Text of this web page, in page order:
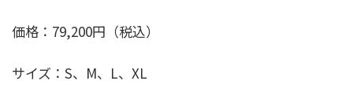
価格：79,200円（税込）
サイズ：S、M、L、XL